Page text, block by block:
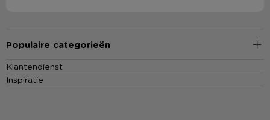
Populaire categorieën
Klantendienst
Inspiratie